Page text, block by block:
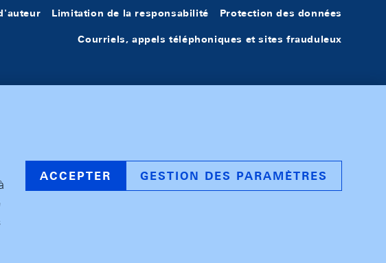
Limitation de la responsabilité Protection des données
Courriels, appels téléphoniques et sites frauduleux
ACCEPTER GESTION DES PARAMÈTRES